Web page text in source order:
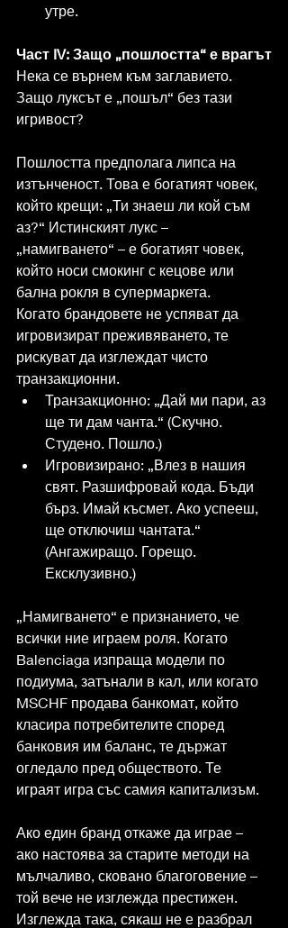
утре.
Част IV: Защо „пошлостта“ е врагът
Нека се върнем към заглавието.
Защо луксът е „пошъл“ без тази
игривост?
Пошлостта предполага липса на
изтънченост. Това е богатият човек,
който крещи: „Ти знаеш ли кой съм
аз?“ Истинският лукс –
„намигването“ – е богатият човек,
който носи смокинг с кецове или
бална рокля в супермаркета.
Когато брандовете не успяват да
игровизират преживяването, те
рискуват да изглеждат чисто
транзакционни.
Транзакционно: „Дай ми пари, аз
ще ти дам чанта.“ (Скучно.
Студено. Пошло.)
Игровизирано: „Влез в нашия
свят. Разшифровай кода. Бъди
бърз. Имай късмет. Ако успееш,
ще отключиш чантата.“
(Ангажиращо. Горещо.
Ексклузивно.)
„Намигването“ е признанието, че
всички ние играем роля. Когато
Balenciaga изпраща модели по
подиума, затънали в кал, или когато
MSCHF продава банкомат, който
класира потребителите според
банковия им баланс, те държат
огледало пред обществото. Те
играят игра със самия капитализъм.
Ако един бранд откаже да играе –
ако настоява за старите методи на
мълчаливо, сковано благоговение –
той вече не изглежда престижен.
Изглежда така, сякаш не е разбрал